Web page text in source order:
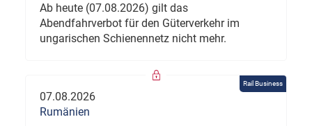
Ab heute (07.08.2026) gilt das
Abendfahrverbot für den Güterverkehr im
ungarischen Schienennetz nicht mehr.
Rail Business
07.08.2026
Rumänien